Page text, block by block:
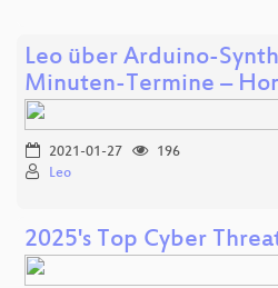
Leo über Arduino-
Minuten-Termine –
2021-01-27
196
Leo
2025's Top Cyber